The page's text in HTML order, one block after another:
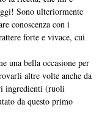
Sono ulteriormente
conoscenza con i
forte e vivace, cui
una bella occasione per
altre volte anche da
ingredienti (ruoli
da questo primo